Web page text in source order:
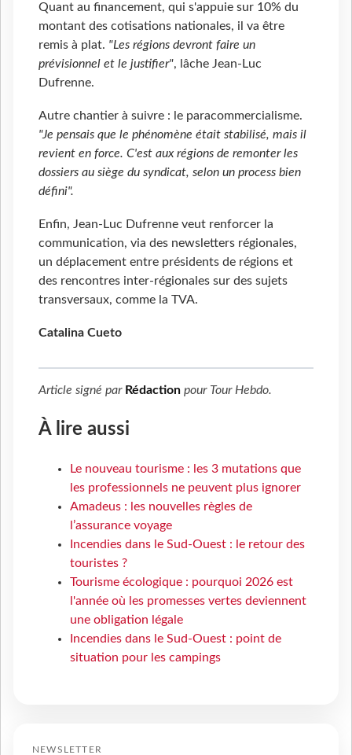
Quant au financement, qui s'appuie sur 10% du
montant des cotisations nationales, il va être
remis à plat. "Les régions devront faire un
prévisionnel et le justifier", lâche Jean-Luc
Dufrenne.
Autre chantier à suivre : le paracommercialisme.
"Je pensais que le phénomène était stabilisé, mais il
revient en force. C'est aux régions de remonter les
dossiers au siège du syndicat, selon un process bien
défini".
Enfin, Jean-Luc Dufrenne veut renforcer la
communication, via des newsletters régionales,
un déplacement entre présidents de régions et
des rencontres inter-régionales sur des sujets
transversaux, comme la TVA.
Catalina Cueto
Article signé par Rédaction pour Tour Hebdo.
À lire aussi
Le nouveau tourisme : les 3 mutations que
les professionnels ne peuvent plus ignorer
Amadeus : les nouvelles règles de
l’assurance voyage
Incendies dans le Sud-Ouest : le retour des
touristes ?
Tourisme écologique : pourquoi 2026 est
l'année où les promesses vertes deviennent
une obligation légale
Incendies dans le Sud-Ouest : point de
situation pour les campings
NEWSLETTER